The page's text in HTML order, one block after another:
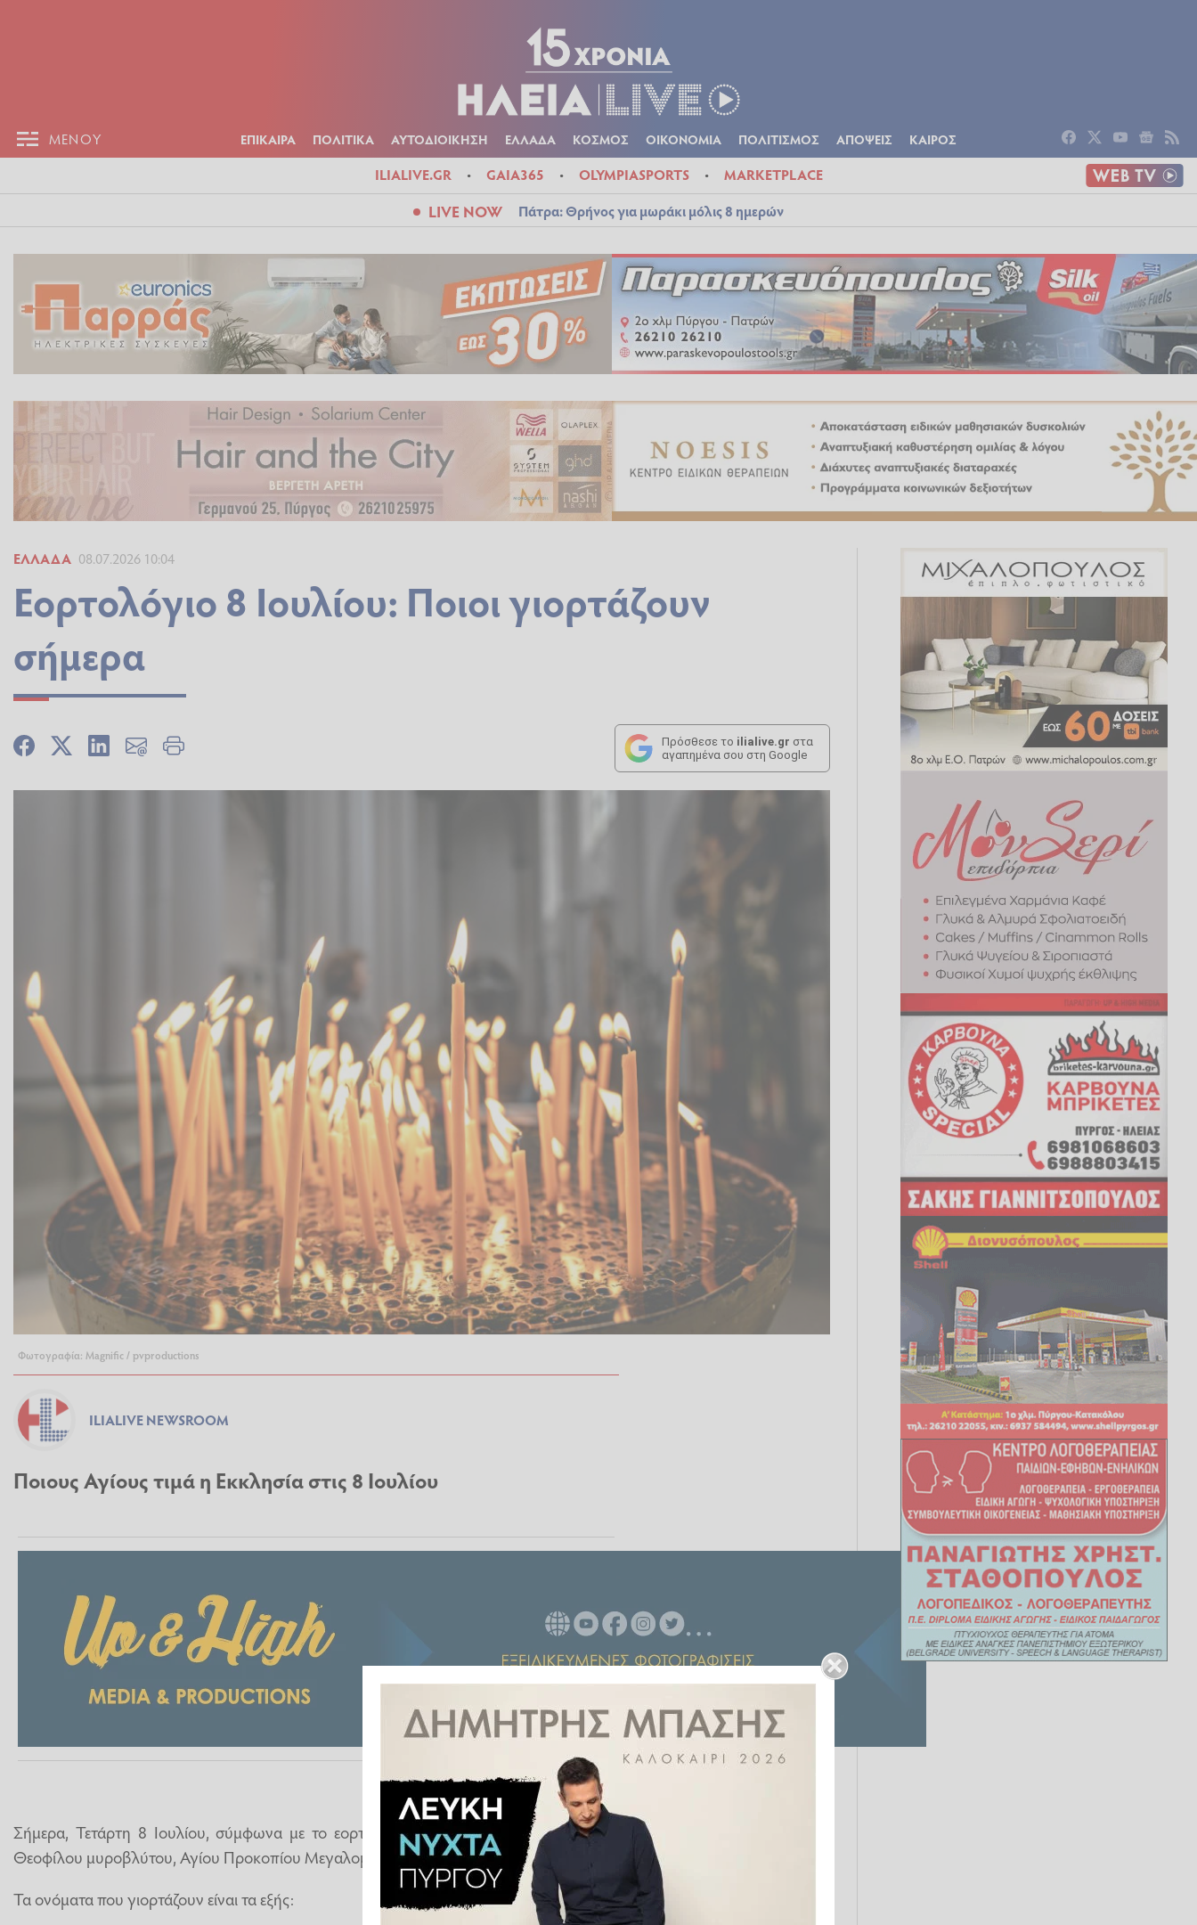
ΜΕΝΟΥ ΕΠΙΚΑΙΡΑ ΠΟΛΙΤΙΚΑ ΑΥΤΟΔΙΟΙΚΗΣΗ ΕΛΛΑΔΑ ΚΟΣΜΟΣ ΟΙΚΟΝΟΜΙΑ ΠΟΛΙΤΙΣΜΟΣ ΑΠΟΨΕΙΣ ΚΑΙΡΟΣ
ILIALIVE.GR GAIA365 OLYMPIASPORTS MARKETPLACE
LIVE NOW Πάτρα: Θρήνος για μωράκι μόλις 8 ημερών
ΕΛΛΆΔΑ 08.07.2026 10:04
Εορτολόγιο 8 Ιουλίου: Ποιοι γιορτάζουν
σήμερα
Πρόσθεσε το ilialive.gr στα
αγαπημένα σου στη Google
Φωτογραφία: Magnific / pvproductions
ILIALIVE NEWSROOM
Ποιους Αγίους τιμά η Εκκλησία στις 8 Ιουλίου
Σήμερα, Τετάρτη 8 Ιουλίου, σύμφωνα με το εορτολόγιο, τιμάται η μνήμη των Οσίου
Θεοφίλου μυροβλύτου, Αγίου Προκοπίου Μεγαλομάρτυρος.
Τα ονόματα που γιορτάζουν είναι τα εξής: